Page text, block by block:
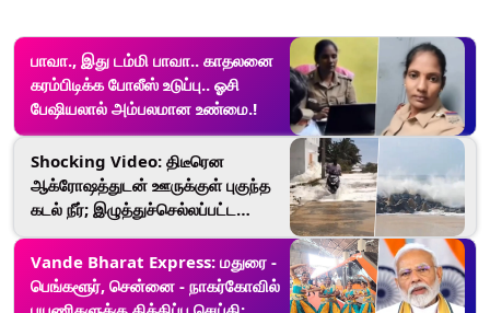
பாவா., இது டம்மி பாவா.. காதலனை
கரம்பிடிக்க போலீஸ் உடுப்பு.. ஓசி
பேஷியலால் அம்பலமான உண்மை.!
Shocking Video: திடீரென
ஆக்ரோஷத்துடன் ஊருக்குள் புகுந்த
கடல் நீர்; இழுத்துச்செல்லப்பட்ட
வாகன ஓட்டி. பகீர் சம்பவம்.!
Vande Bharat Express: மதுரை -
பெங்களூர், சென்னை - நாகர்கோவில்